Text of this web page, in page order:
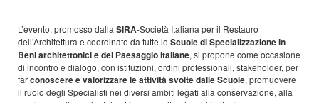
L’evento, promosso dalla SIRA-Società Italiana per il Restauro
dell’Architettura e coordinato da tutte le Scuole di Specializzazione in
Beni architettonici e del Paesaggio italiane, si propone come occasione
di incontro e dialogo, con istituzioni, ordini professionali, stakeholder, per
farconoscere e valorizzare le attività svolte dalle Scuole, promuovere
il ruolo degli Specialisti nei diversi ambiti legati alla conservazione, alla